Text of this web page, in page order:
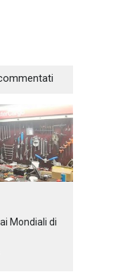
Mondiali di